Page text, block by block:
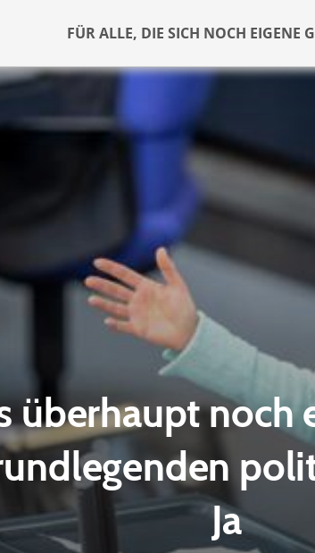
FÜR ALLE, DIE SICH NOCH EIGENE
überhaupt noch
Ja